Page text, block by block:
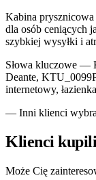
Kabina
dla osób ceniących
szybkiej wysyłki i
Słowa kluczowe —
Deante,
internetowy,
— Inni klienci
Klienci
Może Cię